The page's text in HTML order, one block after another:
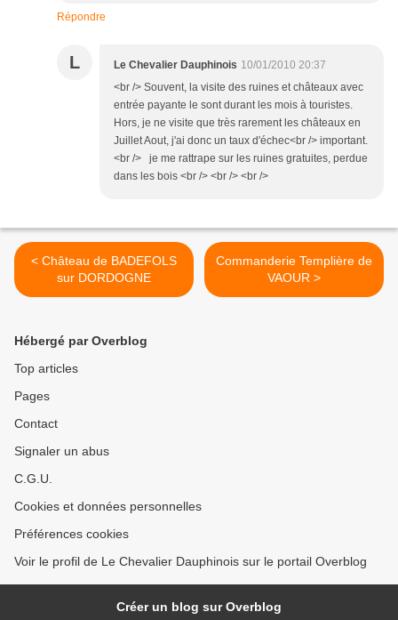
Répondre
L Le Chevalier Dauphinois 10/01/2010 20:37
<br /> Souvent, la visite des ruines et châteaux avec
entrée payante le sont durant les mois à touristes.
Hors, je ne visite que très rarement les châteaux en
Juillet Aout, j'ai donc un taux d'échec<br /> important.
<br /> je me rattrape sur les ruines gratuites, perdue
dans les bois <br /> <br /> <br />
< Château de BADEFOLS
sur DORDOGNE
Commanderie Templière de
VAOUR >
Hébergé par Overblog
Top articles
Pages
Contact
Signaler un abus
C.G.U.
Cookies et données personnelles
Préférences cookies
Voir le profil de Le Chevalier Dauphinois sur le portail Overblog
Créer un blog sur Overblog